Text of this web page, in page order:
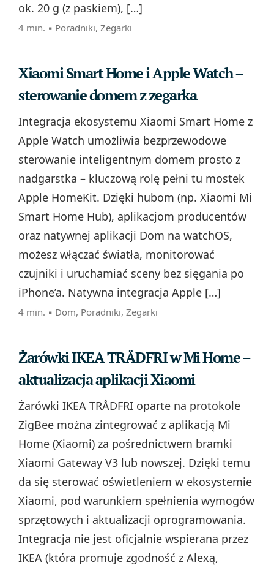
ok. 20 g (z paskiem), […]
4 min. ▪ Poradniki, Zegarki
Xiaomi Smart Home i Apple Watch –
sterowanie domem z zegarka
Integracja ekosystemu Xiaomi Smart Home z
Apple Watch umożliwia bezprzewodowe
sterowanie inteligentnym domem prosto z
nadgarstka – kluczową rolę pełni tu mostek
Apple HomeKit. Dzięki hubom (np. Xiaomi Mi
Smart Home Hub), aplikacjom producentów
oraz natywnej aplikacji Dom na watchOS,
możesz włączać światła, monitorować
czujniki i uruchamiać sceny bez sięgania po
iPhone’a. Natywna integracja Apple […]
4 min. ▪ Dom, Poradniki, Zegarki
Żarówki IKEA TRÅDFRI w Mi Home –
aktualizacja aplikacji Xiaomi
Żarówki IKEA TRÅDFRI oparte na protokole
ZigBee można zintegrować z aplikacją Mi
Home (Xiaomi) za pośrednictwem bramki
Xiaomi Gateway V3 lub nowszej. Dzięki temu
da się sterować oświetleniem w ekosystemie
Xiaomi, pod warunkiem spełnienia wymogów
sprzętowych i aktualizacji oprogramowania.
Integracja nie jest oficjalnie wspierana przez
IKEA (która promuje zgodność z Alexą,